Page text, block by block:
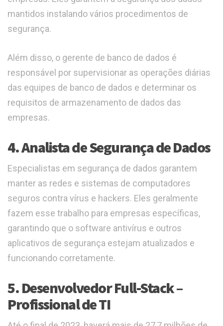
mantidos instalando vários procedimentos de
segurança.
Além disso, o gerente de banco de dados é
responsável por supervisionar as operações diárias
das equipes de banco de dados e determinar os
requisitos de armazenamento de dados das
empresas.
4. Analista de Segurança de Dados
Especialistas em segurança de dados garantem
manter as redes e sistemas de computadores
seguros contra vírus e hackers. Eles geralmente
fazem esse trabalho para empresas específicas,
garantindo que o software antivírus e outros
aplicativos de segurança estejam atualizados e
funcionando corretamente.
5. Desenvolvedor Full-Stack –
Profissional de TI